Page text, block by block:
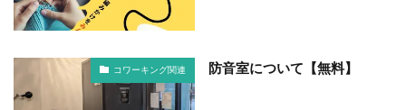
コワーキング関連 防音室について【無料】